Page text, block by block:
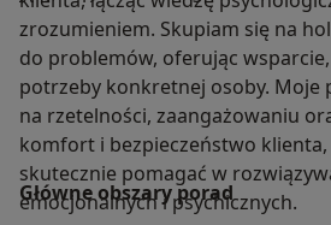
zrozumieniem. Skupiam się na
do problemów, oferując
potrzeby konkretnej osoby. Moje
na rzetelności, zaangażowaniu
komfort i bezpieczeństwo
skutecznie pomagać w
emocjonalnych i psychicznych.
Główne obszary porad